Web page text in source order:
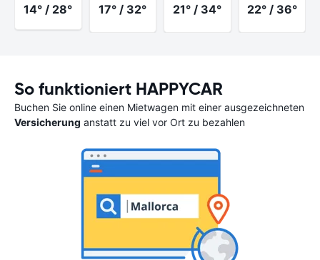
14° / 28° 17° / 32° 21° / 34° 22° / 36°
So funktioniert HAPPYCAR
Buchen Sie online einen Mietwagen mit einer ausgezeichneten
Versicherung anstatt zu viel vor Ort zu bezahlen